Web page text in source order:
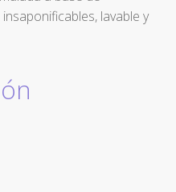
lavable y